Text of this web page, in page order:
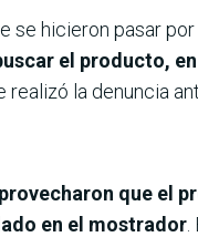
se hicieron pasar
el producto,
la denuncia
que el
en el mostrador